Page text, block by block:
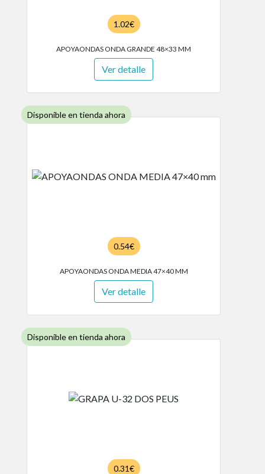
1.02€
APOYAONDAS ONDA GRANDE 48×33 MM
Ver detalle
Disponible en tienda ahora
0.54€
APOYAONDAS ONDA MEDIA 47×40 MM
Ver detalle
Disponible en tienda ahora
0.31€